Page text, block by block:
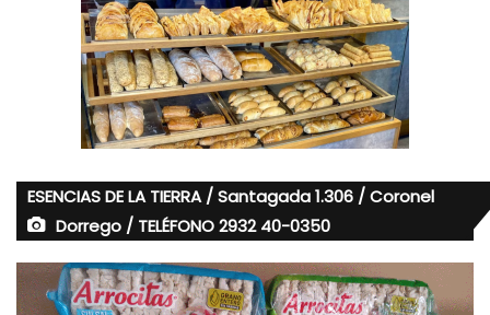
ESENCIAS DE LA TIERRA / Santagada 1.306 / Coronel
Dorrego / TELÉFONO 2932 40-0350